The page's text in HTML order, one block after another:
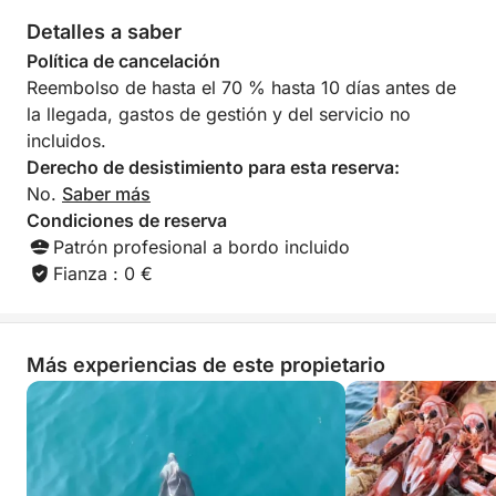
¿Listo para explorar? Únete a nosotros y navega
hacia un recuerdo inolvidable.
Detalles a saber
Política de cancelación
Reembolso de hasta el 70 % hasta 10 días antes de
la llegada, gastos de gestión y del servicio no
incluidos.
Derecho de desistimiento para esta reserva:
No. Saber más
Condiciones de reserva
Patrón profesional a bordo incluido
Fianza : 0 €
Más experiencias de este propietario